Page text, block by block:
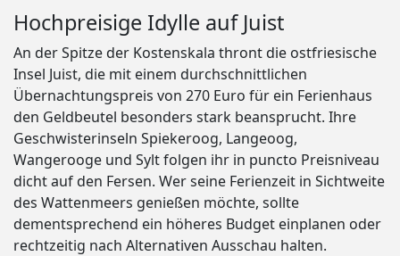
Hochpreisige Idylle auf Juist
An der Spitze der Kostenskala thront die ostfriesische
Insel Juist, die mit einem durchschnittlichen
Übernachtungspreis von 270 Euro für ein Ferienhaus
den Geldbeutel besonders stark beansprucht. Ihre
Geschwisterinseln Spiekeroog, Langeoog,
Wangerooge und Sylt folgen ihr in puncto Preisniveau
dicht auf den Fersen. Wer seine Ferienzeit in Sichtweite
des Wattenmeers genießen möchte, sollte
dementsprechend ein höheres Budget einplanen oder
rechtzeitig nach Alternativen Ausschau halten.